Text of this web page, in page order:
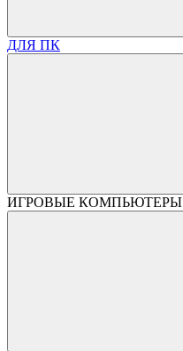
ДЛЯ ПК
ИГРОВЫЕ КОМПЬЮТЕРЫ